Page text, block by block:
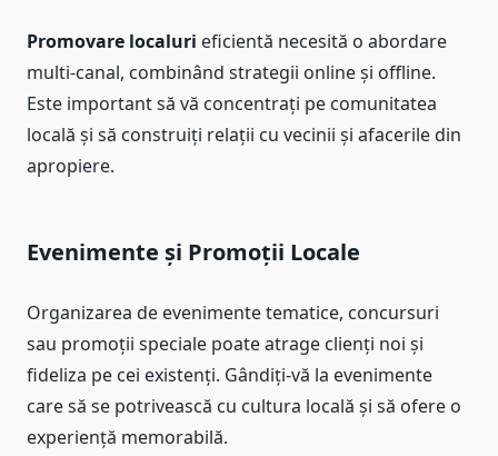
Promovare localuri eficientă necesită o abordare
multi-canal, combinând strategii online și offline.
Este important să vă concentrați pe comunitatea
locală și să construiți relații cu vecinii și afacerile din
apropiere.
Evenimente și Promoții Locale
Organizarea de evenimente tematice, concursuri
sau promoții speciale poate atrage clienți noi și
fideliza pe cei existenți. Gândiți-vă la evenimente
care să se potrivească cu cultura locală și să ofere o
experiență memorabilă.